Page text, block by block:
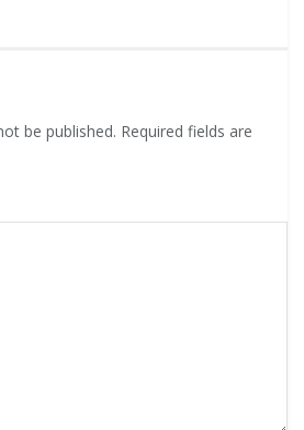
be published. Required fields are